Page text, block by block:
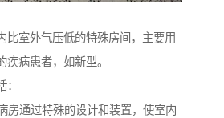
比室外气压低的特殊房间，主要用
病患者，如新型。
房通过特殊的设计和装置，使室内